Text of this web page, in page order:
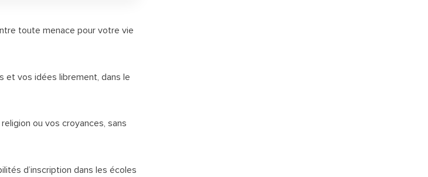
toute menace pour votre vie
et vos idées librement, dans le
ou vos croyances, sans
d’inscription dans les écoles